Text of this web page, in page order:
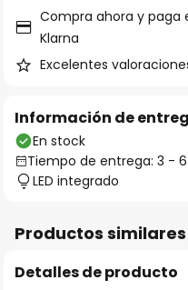
Compra ahora y paga
Klarna
Excelentes
Información de
En stock
Tiempo de entrega: 3 -
LED integrado
Productos similares
Detalles de producto